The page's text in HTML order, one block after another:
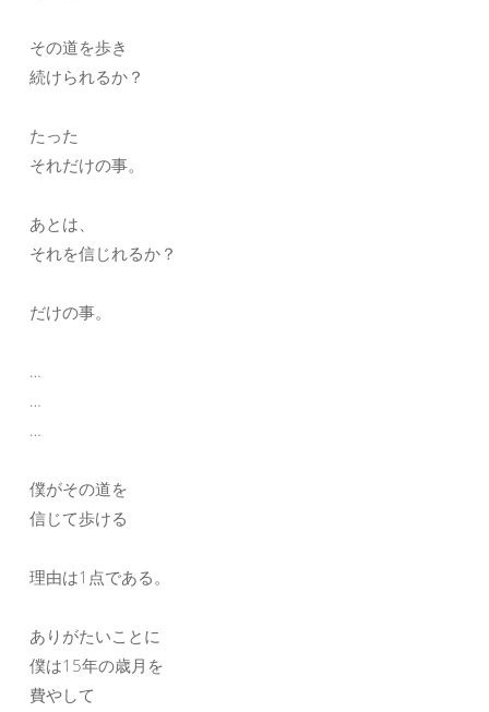
その道を歩き
続けられるか？
たった
それだけの事。
あとは、
それを信じれるか？
だけの事。
…
…
…
僕がその道を
信じて歩ける
理由は1点である。
ありがたいことに
僕は15年の歳月を
費やして